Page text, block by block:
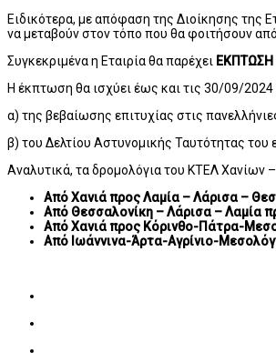
Ειδικότερα, με απόφαση της Διοίκησης της
να μεταβούν στον τόπο που θα φοιτήσουν
Συγκεκριμένα η Εταιρία θα παρέχει ΕΚΠΤΩΣΗ
Η έκπτωση θα ισχύει έως και τις 30/09/2024
α) της βεβαίωσης επιτυχίας στις
β) του Δελτίου Αστυνομικής Ταυτότητας του
Αναλυτικά, τα δρομολόγια του ΚΤΕΛ Χανίων
Από Χανιά προς Λαμία – Λάρισα –
Από Θεσσαλονίκη – Λάρισα – Λαμία
Από Χανιά προς Κόρινθο-Πάτρα-
Από Ιωάννινα-Άρτα-Αγρίνιο-
Για την